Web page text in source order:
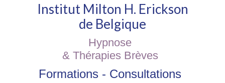
Institut Milton H. Erickson
de Belgique
Hypnose
& Thérapies Brèves
Formations - Consultations